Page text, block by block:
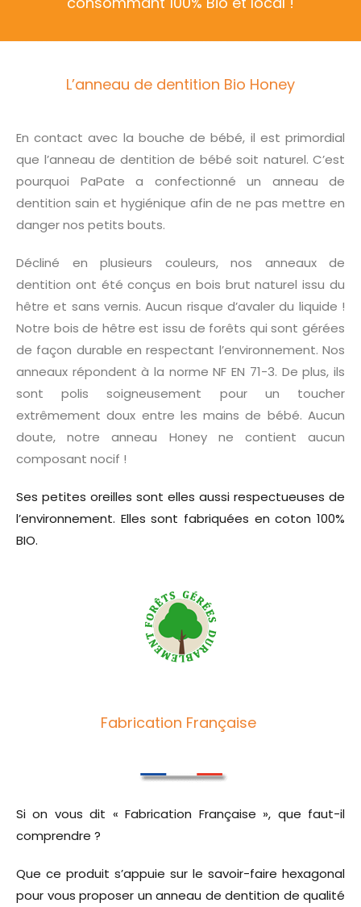
L’anneau de dentition Bio Honey
En contact avec la bouche de bébé, il est primordial
que l’anneau de dentition de bébé soit naturel. C’est
pourquoi PaPate a confectionné un anneau de
dentition sain et hygiénique afin de ne pas mettre en
danger nos petits bouts.
Décliné en plusieurs couleurs, nos anneaux de
dentition ont été conçus en bois brut naturel issu du
hêtre et sans vernis. Aucun risque d’avaler du liquide !
Notre bois de hêtre est issu de forêts qui sont gérées
de façon durable en respectant l’environnement. Nos
anneaux répondent à la norme NF EN 71-3. De plus, ils
sont polis soigneusement pour un toucher
extrêmement doux entre les mains de bébé. Aucun
doute, notre anneau Honey ne contient aucun
composant nocif !
Ses petites oreilles sont elles aussi respectueuses de
l’environnement. Elles sont fabriquées en coton 100%
BIO.
Fabrication Française
Si on vous dit « Fabrication Française », que faut-il
comprendre ?
Que ce produit s’appuie sur le savoir-faire hexagonal
pour vous proposer un anneau de dentition de qualité